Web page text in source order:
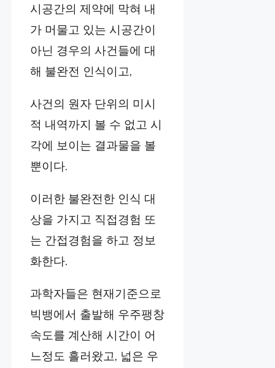
시공간의 제약에 막혀 내
가 머물고 있는 시공간이
아닌 경우의 사건들에 대
해 불완전 인식이고,
사건의 원자 단위의 미시
적 내역까지 볼 수 없고 시
각에 보이는 결과물을 볼
뿐이다.
이러한 불완전한 인식 대
상을 가지고 직접경험 또
는 간접경험을 하고 정보
화한다.
과학자들은 현재기준으로
빅뱅에서 출발해 우주팽창
속도를 계산해 시간이 어
느정도 흘러왔고, 넓은 우